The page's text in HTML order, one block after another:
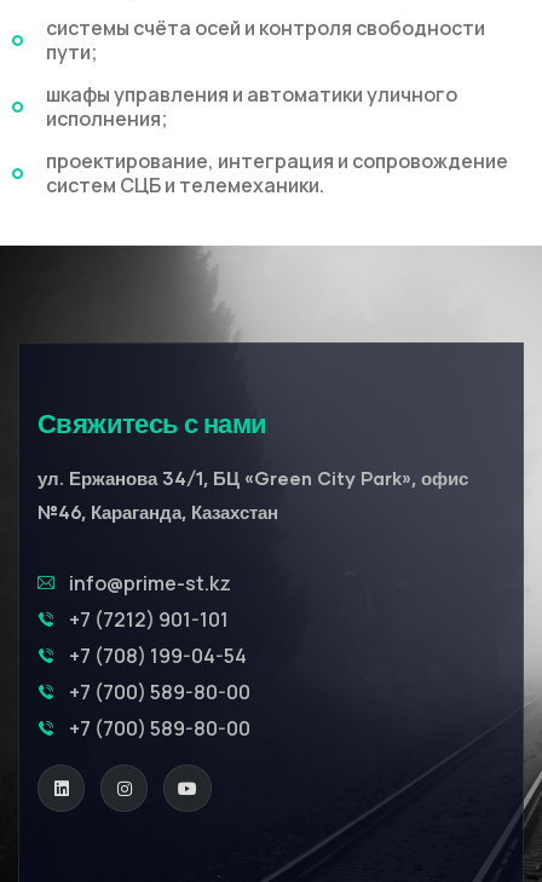
системы счёта осей и контроля свободности
пути;
шкафы управления и автоматики уличного
исполнения;
проектирование, интеграция и сопровождение
систем СЦБ и телемеханики.
Свяжитесь с нами
ул. Ержанова 34/1, БЦ «Green City Park», офис
№46, Караганда, Казахстан
info@prime-st.kz
+7 (7212) 901-101
+7 (708) 199-04-54
+7 (700) 589-80-00
+7 (700) 589-80-00